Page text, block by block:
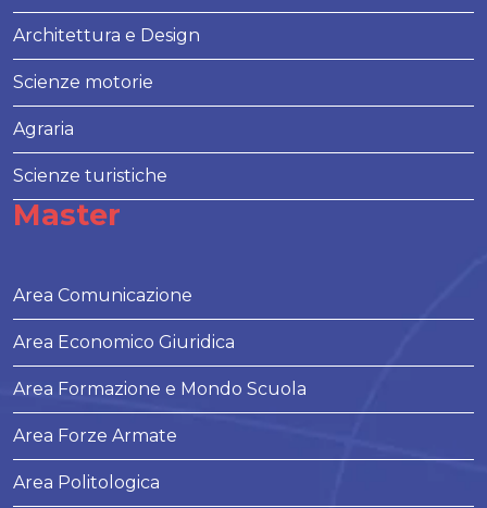
Architettura e Design
Scienze motorie
Agraria
Scienze turistiche
Master
Area Comunicazione
Area Economico Giuridica
Area Formazione e Mondo Scuola
Area Forze Armate
Area Politologica